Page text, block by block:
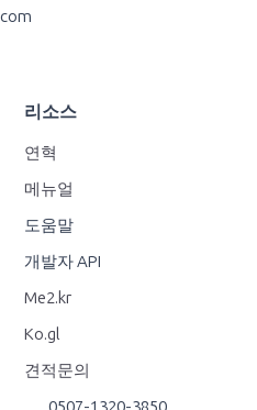
리소스
연혁
메뉴얼
도움말
개발자 API
Me2.kr
Ko.gl
견적문의